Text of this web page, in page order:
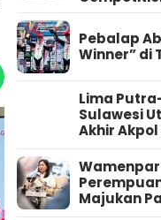
Pebalap
Winner” di
Lima
Sulawesi
Akhir Akpol
Majukan